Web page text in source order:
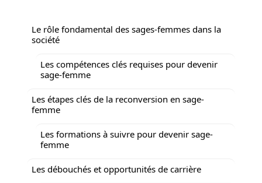
Le rôle fondamental des sages-femmes dans la
société
Les compétences clés requises pour devenir
sage-femme
Les étapes clés de la reconversion en sage-
femme
Les formations à suivre pour devenir sage-
femme
Les débouchés et opportunités de carrière